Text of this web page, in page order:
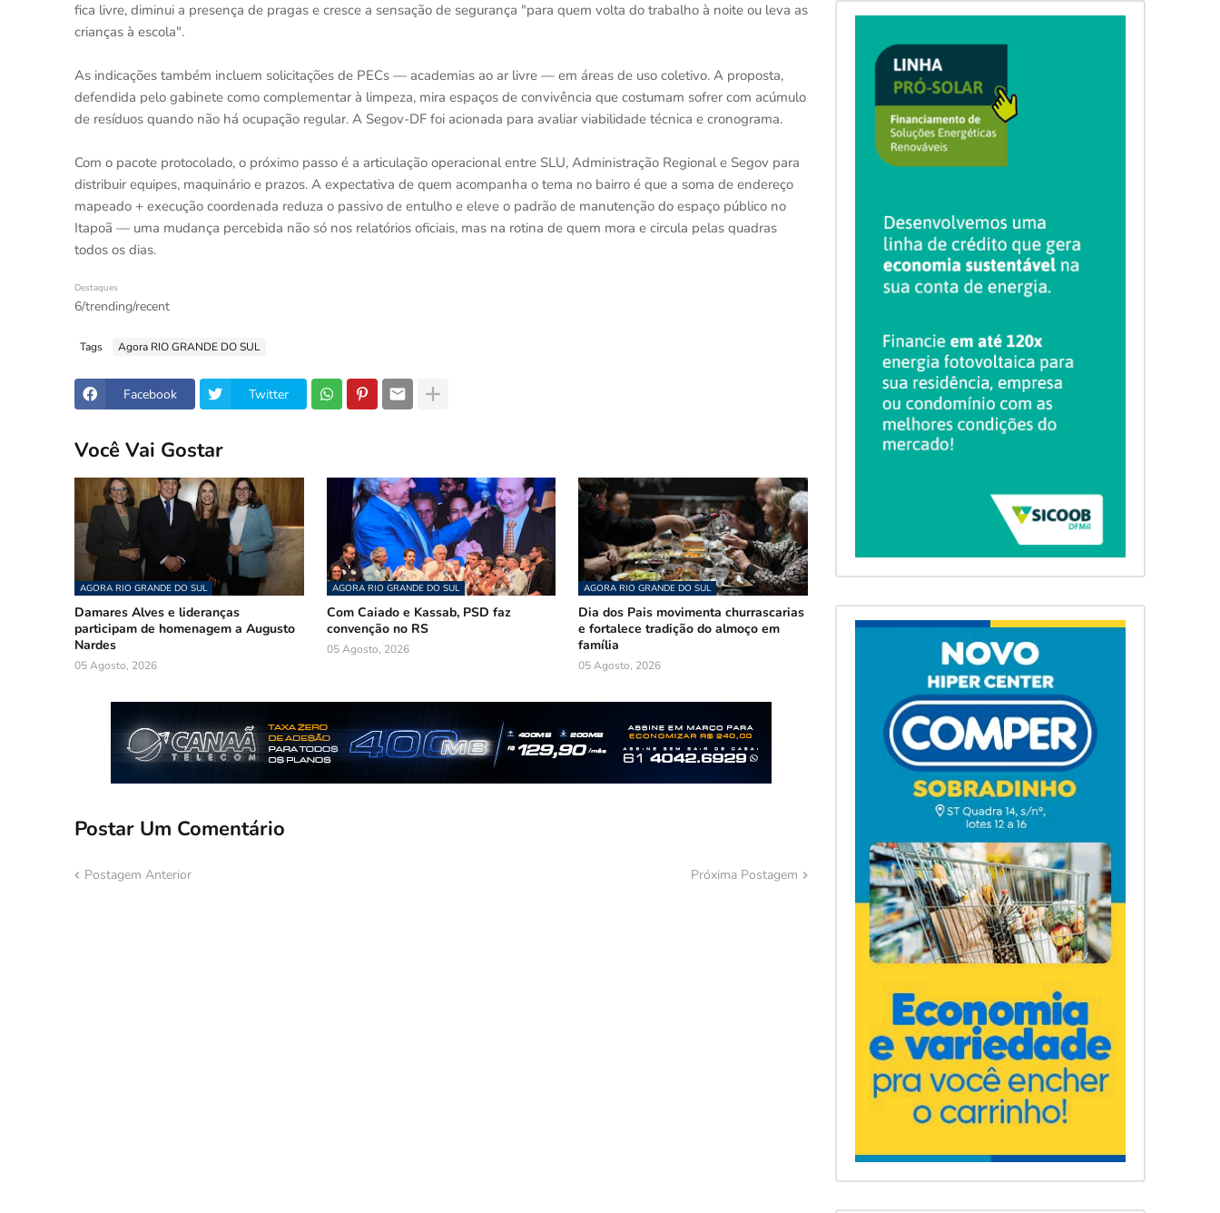
fica livre, diminui a presença de pragas e cresce a sensação de segurança "para quem volta do trabalho à noite ou leva as
crianças à escola".
As indicações também incluem solicitações de PECs — academias ao ar livre — em áreas de uso coletivo. A proposta,
defendida pelo gabinete como complementar à limpeza, mira espaços de convivência que costumam sofrer com acúmulo
de resíduos quando não há ocupação regular. A Segov-DF foi acionada para avaliar viabilidade técnica e cronograma.
Com o pacote protocolado, o próximo passo é a articulação operacional entre SLU, Administração Regional e Segov para
distribuir equipes, maquinário e prazos. A expectativa de quem acompanha o tema no bairro é que a soma de endereço
mapeado + execução coordenada reduza o passivo de entulho e eleve o padrão de manutenção do espaço público no
Itapoã — uma mudança percebida não só nos relatórios oficiais, mas na rotina de quem mora e circula pelas quadras
todos os dias.
Destaques
6/trending/recent
Tags Agora RIO GRANDE DO SUL
Facebook Twitter
Você Vai Gostar
AGORA RIO GRANDE DO SUL
Damares Alves e lideranças
participam de homenagem a Augusto
Nardes
05 Agosto, 2026
AGORA RIO GRANDE DO SUL
Com Caiado e Kassab, PSD faz
convenção no RS
05 Agosto, 2026
AGORA RIO GRANDE DO SUL
Dia dos Pais movimenta churrascarias
e fortalece tradição do almoço em
família
05 Agosto, 2026
Postar Um Comentário
Postagem Anterior Próxima Postagem